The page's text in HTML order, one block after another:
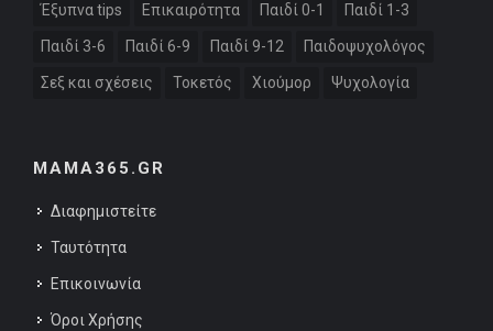
Έξυπνα tips Επικαιρότητα Παιδί 0-1 Παιδί 1-3
Παιδί 3-6 Παιδί 6-9 Παιδί 9-12 Παιδοψυχολόγος
Σεξ και σχέσεις Τοκετός Χιούμορ Ψυχολογία
MAMA365.GR
Διαφημιστείτε
Ταυτότητα
Επικοινωνία
Όροι Χρήσης